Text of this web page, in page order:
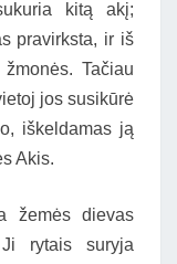
kitą akį;
pravirksta, ir iš
Tačiau
jos susikūrė
iškeldamas ją
Akis.
žemės dievas
rytais suryja